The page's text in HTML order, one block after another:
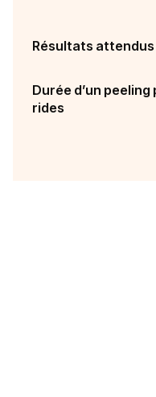
Résultats attendus
Durée d’un
rides